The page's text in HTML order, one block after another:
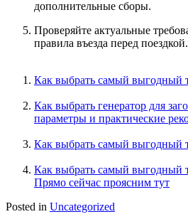
дополнительные сборы.
Проверяйте актуальные
правила въезда перед поездкой.
Как выбрать самый выгодный
Как выбрать генератор для
параметры и практические
Как выбрать самый выгодный
Как выбрать самый выгодный
Прямо сейчас проясним тут
Posted in Uncategorized